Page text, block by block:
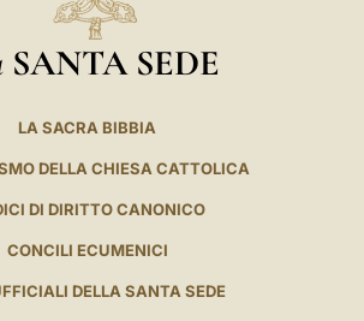
SANTA SEDE
LA SACRA BIBBIA
DELLA CHIESA CATTOLICA
DI DIRITTO CANONICO
CONCILI ECUMENICI
DELLA SANTA SEDE